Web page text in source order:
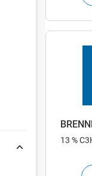
13 %